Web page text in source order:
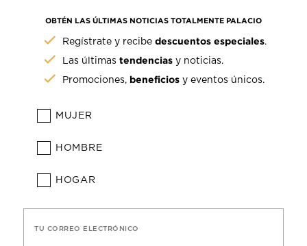
OBTÉN LAS ÚLTIMAS NOTICIAS TOTALMENTE PALACIO
Regístrate y recibedescuentos especiales.
Las últimastendencias y noticias.
Promociones, beneficios y eventos únicos.
MUJER
HOMBRE
HOGAR
TU CORREO ELECTRÓNICO